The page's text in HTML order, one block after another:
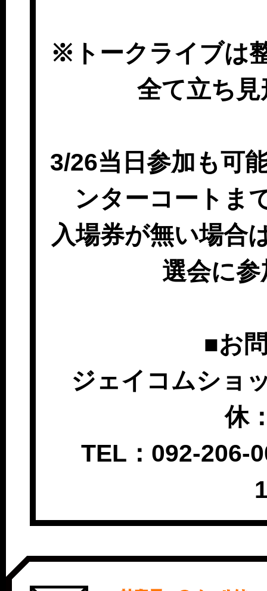
※トークライブは
全て立ち
3/26当日参加も可
ンターコートま
入場券が無い場合
選会に
■お
ジェイコムショ
休
TEL：092-206-